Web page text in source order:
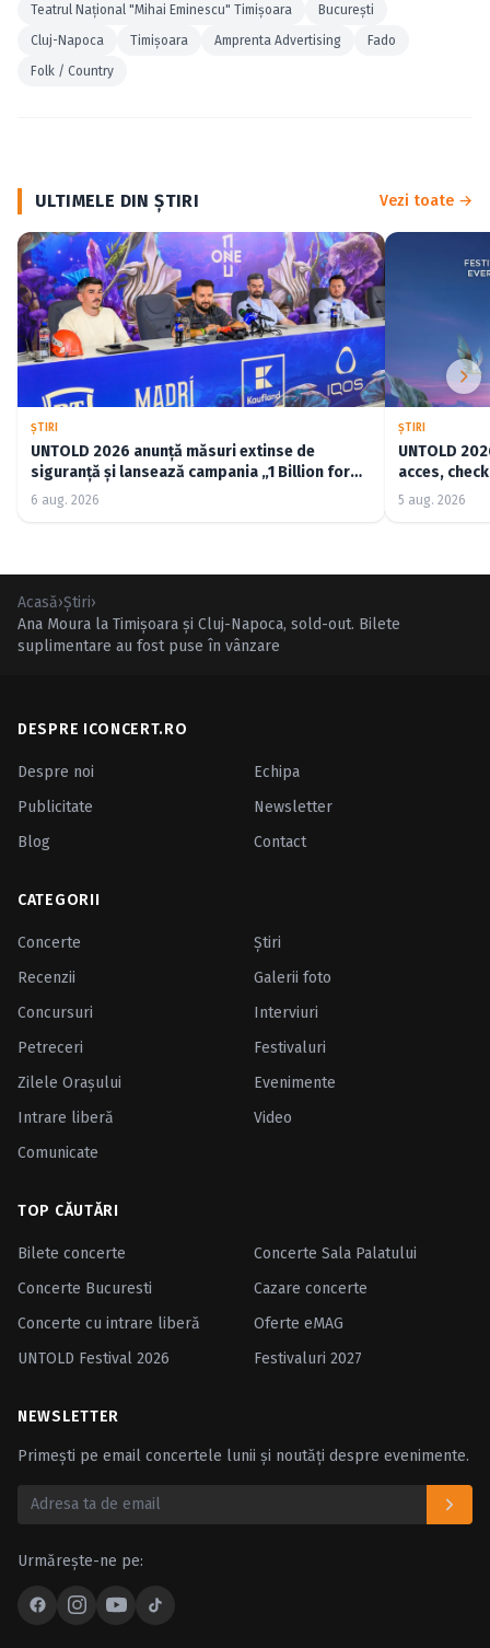
Teatrul Naţional "Mihai Eminescu" Timişoara
Bucureşti
Cluj-Napoca
Timişoara Amprenta Advertising
Fado
Folk / Country
ULTIMELE DIN ŞTIRI Vezi toate →
ŞTIRI
UNTOLD 2026 anunță măsuri extinse de
siguranță și lansează campania „1 Billion for
Good”
6 aug. 2026
ŞTIRI
UNTOLD
acces,
5 aug. 2026
Acasă›Ştiri›
Ana Moura la Timişoara şi Cluj-Napoca, sold-out. Bilete
suplimentare au fost puse în vânzare
DESPRE ICONCERT.RO
Despre noi
Echipa
Publicitate
Newsletter
Blog
Contact
CATEGORII
Concerte
Ştiri
Recenzii
Galerii foto
Concursuri
Interviuri
Petreceri
Festivaluri
Zilele Oraşului
Evenimente
Intrare liberă
Video
Comunicate
TOP CĂUTĂRI
Bilete concerte
Concerte Sala Palatului
Concerte Bucuresti
Cazare concerte
Concerte cu intrare liberă
Oferte eMAG
UNTOLD Festival 2026
Festivaluri 2027
NEWSLETTER
Primești pe email concertele lunii și noutăți despre evenimente.
Urmărește-ne pe: